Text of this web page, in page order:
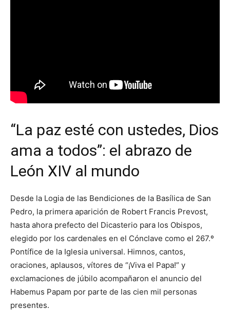
“La paz esté con ustedes, Dios
ama a todos”: el abrazo de
León XIV al mundo
Desde la Logia de las Bendiciones de la Basílica de San
Pedro, la primera aparición de Robert Francis Prevost,
hasta ahora prefecto del Dicasterio para los Obispos,
elegido por los cardenales en el Cónclave como el 267.º
Pontífice de la Iglesia universal. Himnos, cantos,
oraciones, aplausos, vítores de “¡Viva el Papa!” y
exclamaciones de júbilo acompañaron el anuncio del
Habemus Papam por parte de las cien mil personas
presentes.